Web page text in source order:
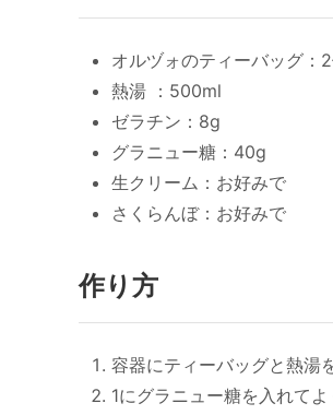
オルヅォのティーバッグ：
熱湯 ：500ml
ゼラチン：8g
グラニュー糖：40g
生クリーム：お好みで
さくらんぼ：お好みで
作り方
容器にティーバッグと熱湯
1にグラニュー糖を入れてよ